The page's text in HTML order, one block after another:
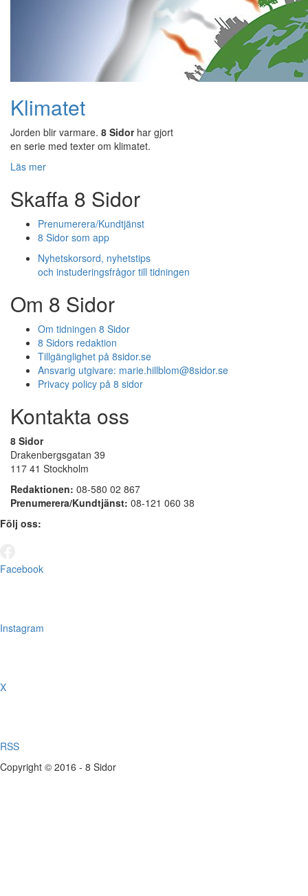
Klimatet
Jorden blir varmare. 8 Sidorhar gjort
en serie med texter om klimatet.
Läs mer
Skaffa 8 Sidor
Prenumerera/Kundtjänst
8 Sidor som app
Nyhetskorsord, nyhetstips
och instuderingsfrågor till tidningen
Om 8 Sidor
Om tidningen 8 Sidor
8 Sidors redaktion
Tillgänglighet på 8sidor.se
Ansvarig utgivare: marie.hillblom@8sidor.se
Privacy policy på 8 sidor
Kontakta oss
8 Sidor
Drakenbergsgatan 39
117 41 Stockholm
Redaktionen: 08-580 02 867
Prenumerera/Kundtjänst: 08-121 060 38
Följ oss:
Facebook
Instagram
X
RSS
Copyright © 2016 - 8 Sidor